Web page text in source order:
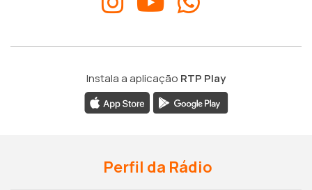
Instala a aplicação RTP Play
Perfil da Rádio